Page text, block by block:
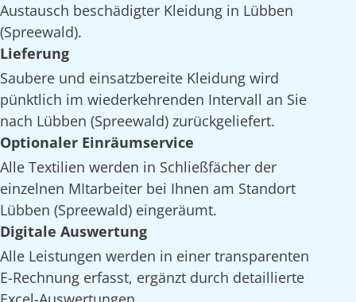
Austausch beschädigter Kleidung in Lübben
(Spreewald).
Lieferung
Saubere und einsatzbereite Kleidung wird
pünktlich im wiederkehrenden Intervall an Sie
nach Lübben (Spreewald) zurückgeliefert.
Optionaler Einräumservice
Alle Textilien werden in Schließfächer der
einzelnen MItarbeiter bei Ihnen am Standort
Lübben (Spreewald) eingeräumt.
Digitale Auswertung
Alle Leistungen werden in einer transparenten
E-Rechnung erfasst, ergänzt durch detaillierte